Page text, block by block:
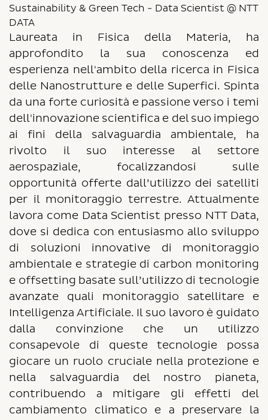
Sustainability & Green Tech - Data Scientist @ NTT
DATA
Laureata in Fisica della Materia, ha
approfondito la sua conoscenza ed
esperienza nell'ambito della ricerca in Fisica
delle Nanostrutture e delle Superfici. Spinta
da una forte curiosità e passione verso i temi
dell'innovazione scientifica e del suo impiego
ai fini della salvaguardia ambientale, ha
rivolto il suo interesse al settore
aerospaziale, focalizzandosi sulle
opportunità offerte dall’utilizzo dei satelliti
per il monitoraggio terrestre. Attualmente
lavora come Data Scientist presso NTT Data,
dove si dedica con entusiasmo allo sviluppo
di soluzioni innovative di monitoraggio
ambientale e strategie di carbon monitoring
e offsetting basate sull’utilizzo di tecnologie
avanzate quali monitoraggio satellitare e
Intelligenza Artificiale. Il suo lavoro è guidato
dalla convinzione che un utilizzo
consapevole di queste tecnologie possa
giocare un ruolo cruciale nella protezione e
nella salvaguardia del nostro pianeta,
contribuendo a mitigare gli effetti del
cambiamento climatico e a preservare la